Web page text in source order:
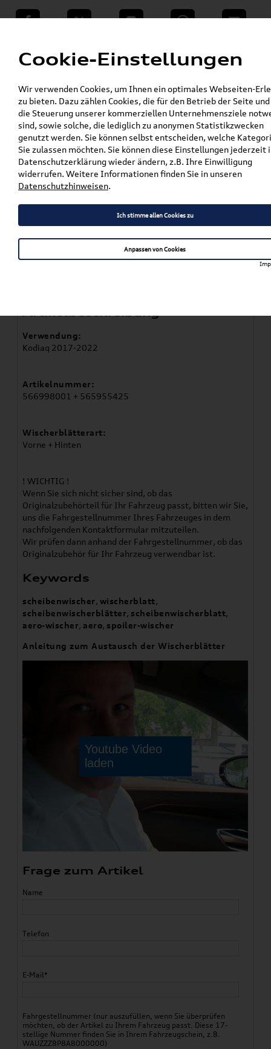
teilen Twitter Instagram WhatsApp E-Mail
VW Shop - VW Originalteile und Zubehör »
SKODA Produkte » SKODA Original Teile »
Wischerblätter » Kodiaq »
Original Skoda Kodiaq Aero Wischerblätter /
Scheibenwischer Satz Vorne + Hinten
566998001 + 565955425
Original Skoda Kodiaq Aero
Wischerblätter /
Scheibenwischer Satz Vorne
+ Hinten 566998001 +
565955425
Verwendung:
Kodiaq 2017-2022
Artikelnummer:
566998001 + 565955425
Wischerblätterart:
Vorne + Hinten
! WICHTIG !
Wenn Sie sich nicht sicher sind, ob das
Originalzubehörteil für Ihr Fahrzeug passt, bitten wir Sie,
uns die Fahrgestellnummer Ihres Fahrzeuges in dem
nachfolgenden Kontaktformular mitzuteilen.
Wir prüfen dann anhand der Fahrgestellnummer, ob das
Originalzubehör für Ihr Fahrzeug verwendbar ist.
Keywords
scheibenwischer, wischerblatt,
scheibenwischerblätter, scheibenwischerblatt,
aero-wischer, aero, spoiler-wischer
Anleitung zum Austausch der Wischerblätter
Frage zum Artikel
Name
Telefon
E-Mail*
Fahrgestellnummer (nur auszufüllen, wenn Sie überprüfen
möchten, ob der Artikel zu Ihrem Fahrzeug passt. Diese 17-
stellige Nummer finden Sie in Ihrem Fahrzeugschein, z.B.
WAUZZZ8P8AB000000)
Cookie-Einstellungen
Wir verwenden Cookies, um Ihnen ein optimales Webseiten-
zu bieten. Dazu zählen Cookies, die für den Betrieb der Seite
die Steuerung unserer kommerziellen Unternehmensziele
sind, sowie solche, die lediglich zu anonymen Statistikzwecken
genutzt werden. Sie können selbst entscheiden, welche
Sie zulassen möchten. Sie können diese Einstellungen jederzeit
Datenschutzerklärung wieder ändern, z.B. Ihre Einwilligung
widerrufen. Weitere Informationen finden Sie in unseren
Datenschutzhinweisen.
Ich stimme allen Cookies zu
Anpassen von Cookies